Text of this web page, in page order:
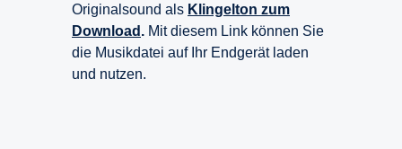
Originalsound als Klingelton zum
Download . Mit diesem Link können Sie
die Musikdatei auf Ihr Endgerät laden
und nutzen.